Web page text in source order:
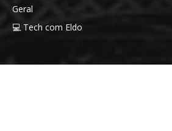
Geral
💻 Tech com Eldo